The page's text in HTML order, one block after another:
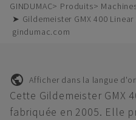
GINDUMAC Produits
➤ Gildemeister GMX 400
gindumac.com
Afficher dans la langue
Cette Gildemeister GMX
fabriquée en 2005. Elle